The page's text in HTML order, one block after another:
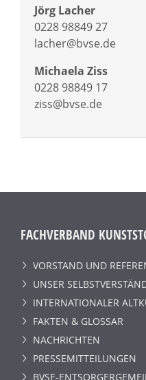
Jörg Lacher
0228 98849 27
lacher@bvse.de
Michaela Ziss
0228 98849 17
ziss@bvse.de
FACHVERBAND
VORSTAND UND
UNSER
INTERNATIONALER
FAKTEN & GLOSSAR
NACHRICHTEN
PRESSEMITTEILUNGEN
BVSE-